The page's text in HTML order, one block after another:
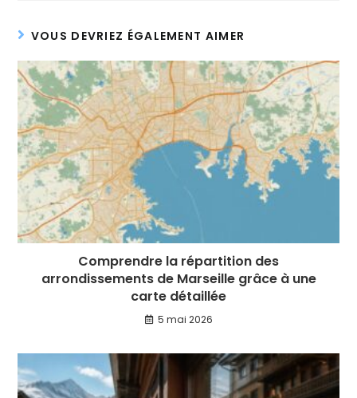
VOUS DEVRIEZ ÉGALEMENT AIMER
Comprendre la répartition des
arrondissements de Marseille grâce à une
carte détaillée
5 mai 2026